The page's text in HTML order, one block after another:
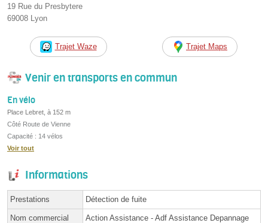
19 Rue du Presbytere
69008 Lyon
Trajet Waze Trajet Maps
Venir en transports en commun
En vélo
Place Lebret, à 152 m
Côté Route de Vienne
Capacité : 14 vélos
Voir tout
Informations
Prestations Détection de fuite
Nom commercial
Action Assistance - Adf Assistance Depannage